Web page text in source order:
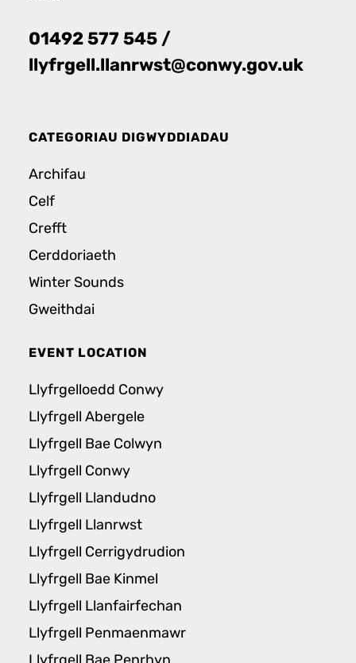
01492 577 545 /
llyfrgell.llanrwst@conwy.gov.uk
CATEGORIAU DIGWYDDIADAU
Archifau
Celf
Crefft
Cerddoriaeth
Winter Sounds
Gweithdai
EVENT LOCATION
Llyfrgelloedd Conwy
Llyfrgell Abergele
Llyfrgell Bae Colwyn
Llyfrgell Conwy
Llyfrgell Llandudno
Llyfrgell Llanrwst
Llyfrgell Cerrigydrudion
Llyfrgell Bae Kinmel
Llyfrgell Llanfairfechan
Llyfrgell Penmaenmawr